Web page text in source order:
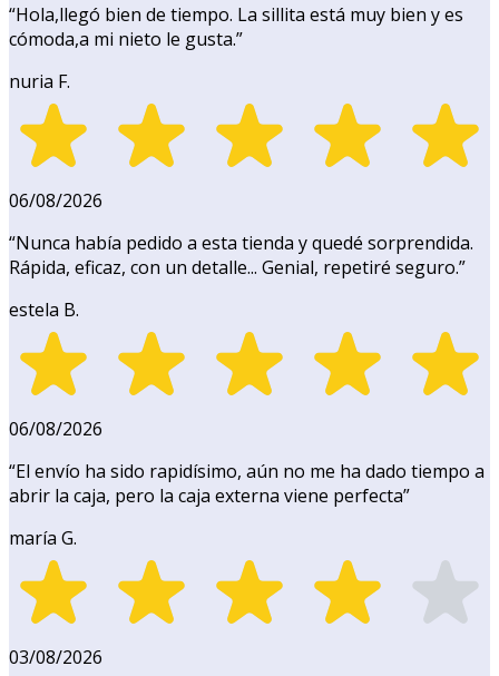
“Hola,llegó bien de tiempo. La sillita está muy bien y es
cómoda,a mi nieto le gusta.”
nuria F.
06/08/2026
“Nunca había pedido a esta tienda y quedé sorprendida.
Rápida, eficaz, con un detalle... Genial, repetiré seguro.”
estela B.
06/08/2026
“El envío ha sido rapidísimo, aún no me ha dado tiempo a
abrir la caja, pero la caja externa viene perfecta”
maría G.
03/08/2026